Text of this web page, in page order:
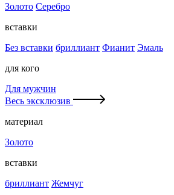
Золото Серебро
вставки
Без вставки бриллиант Фианит Эмаль
для кого
Для мужчин
Весь эксклюзив
материал
Золото
вставки
бриллиант Жемчуг